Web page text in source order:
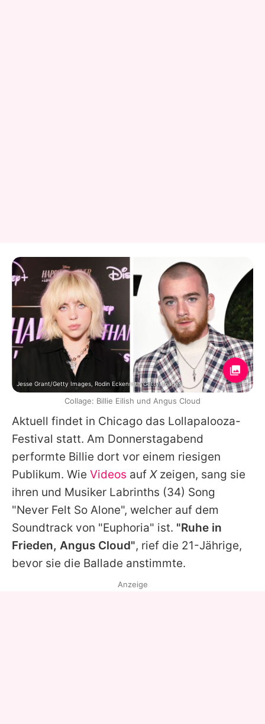
Aktuell findet in Chicago das Lollapalooza-
Festival statt. Am Donnerstagabend
performte Billie dort vor einem riesigen
Publikum. Wie Videos auf Xzeigen, sang sie
ihren und Musiker Labrinths (34) Song
"Never Felt So Alone", welcher auf dem
Soundtrack von "Euphoria" ist. "Ruhe in
Frieden, Angus Cloud", rief die 21-Jährige,
bevor sie die Ballade anstimmte.
Jesse Grant/Getty Images, Rodin Eckenroth/Getty Images
Collage: Billie Eilish und Angus Cloud
Anzeige